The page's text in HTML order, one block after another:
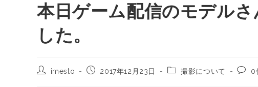
本日ゲーム配信のモデル
した。
imesto 2017年12月23日 撮影について 0